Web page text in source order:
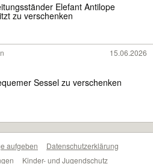
Elefant Antilope
zu verschenken
15.06.2026
Sessel zu verschenken
aufgeben
Datenschutzerklärung
Kinder- und Jugendschutz